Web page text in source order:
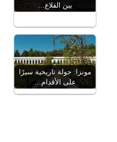
بين القلاع…
مونزا: جولة تاريخية سيرًا
على الأقدام…